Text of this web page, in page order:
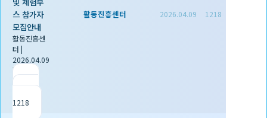
스 참가자
모집안내
활동진흥센
터 |
2026.04.09
|
1218
활동진흥센터 2026.04.09 1218